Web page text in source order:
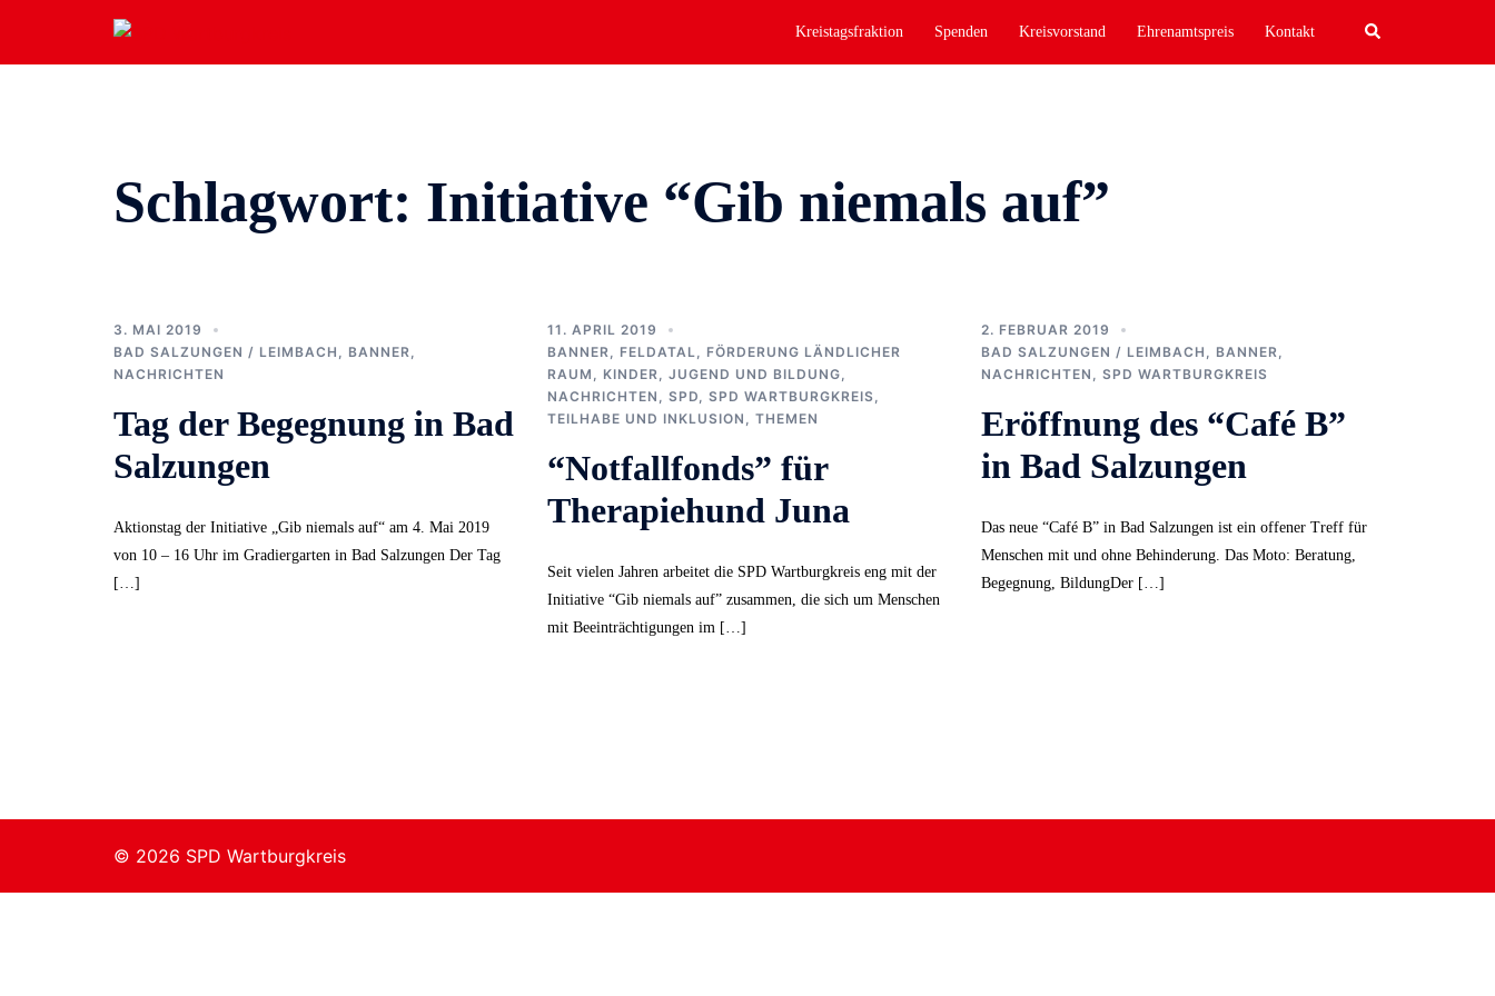
springen
Kreistagsfraktion Spenden Kreisvorstand Ehrenamtspreis Kontakt Search
Schlagwort: Initiative “Gib niemals auf”
3. MAI 2019
BAD SALZUNGEN / LEIMBACH
BANNER
NACHRICHTEN
Tag der Begegnung in Bad
Salzungen
Aktionstag der Initiative „Gib niemals auf“ am 4. Mai 2019
von 10 – 16 Uhr im Gradiergarten in Bad Salzungen Der Tag
[…]
11. APRIL 2019
BANNER
FELDATAL
FÖRDERUNG LÄNDLICHER
RAUM
KINDER, JUGEND UND BILDUNG
NACHRICHTEN
SPD SPD WARTBURGKREIS
TEILHABE UND INKLUSION
THEMEN
“Notfallfonds” für
Therapiehund Juna
Seit vielen Jahren arbeitet die SPD Wartburgkreis eng mit der
Initiative “Gib niemals auf” zusammen, die sich um Menschen
mit Beeinträchtigungen im […]
2. FEBRUAR 2019
BAD SALZUNGEN / LEIMBACH
BANNER
NACHRICHTEN
SPD WARTBURGKREIS
Eröffnung des “Café B”
in Bad Salzungen
Das neue “Café B” in Bad Salzungen ist ein offener Treff für
Menschen mit und ohne Behinderung. Das Moto: Beratung,
Begegnung, BildungDer […]
© 2026 SPD Wartburgkreis